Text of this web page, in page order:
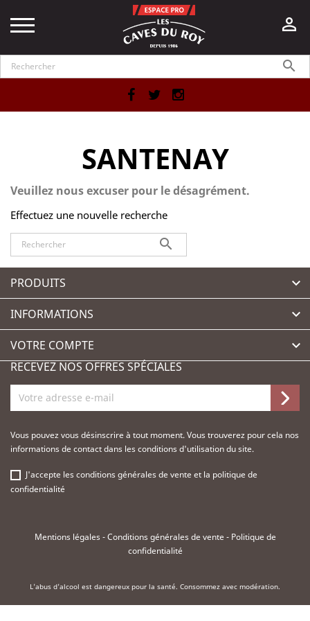


Facebook
SANTENAY
Veuillez nous excuser pour le désagrément.
Effectuez une nouvelle recherche

PRODUITS 
INFORMATIONS 
VOTRE COMPTE 
RECEVEZ NOS OFFRES SPÉCIALES
Vous pouvez vous désinscrire à tout moment. Vous trouverez pour cela nos
informations de contact dans les conditions d'utilisation du site.
J'accepte lesconditions générales de vente et la politique de
confidentialité
Mentions légales-Conditions générales de vente - Politique de
confidentialité
L'abus d'alcool est dangereux pour la santé. Consommez avec modération.